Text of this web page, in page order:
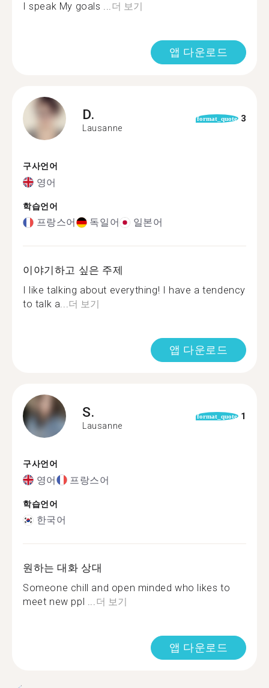
I speak My goals ...더 보기
앱 다운로드
D.
Lausanne
format_quote 3
구사언어
영어
학습언어
프랑스어 독일어 일본어
이야기하고 싶은 주제
I like talking about everything! I have a tendency
to talk a...더 보기
앱 다운로드
S.
Lausanne
format_quote 1
구사언어
영어 프랑스어
학습언어
한국어
원하는 대화 상대
Someone chill and open minded who likes to
meet new ppl ...더 보기
앱 다운로드